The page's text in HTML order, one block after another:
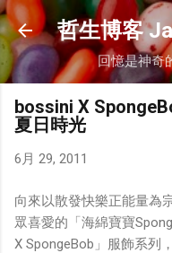
哲生博客
回憶是神奇
bossini X
夏日時光
6月 29, 2011
向來以散發快樂正能量為
眾喜愛的「海綿寶寶
X SpongeBob」服飾系列